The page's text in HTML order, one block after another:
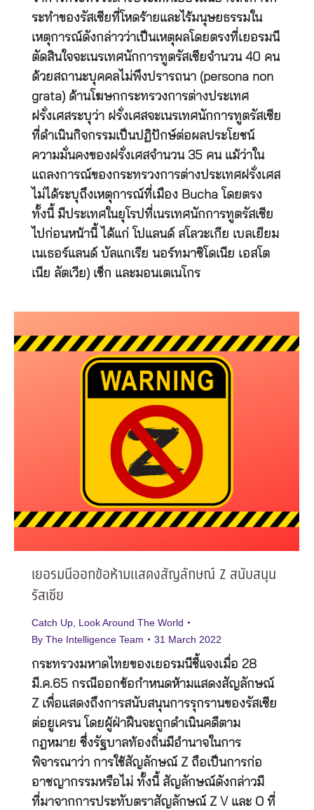
ระทำของรัสเซียที่โหดร้ายและไร้มนุษยธรรมใน
เหตุการณ์ดังกล่าวว่าเป็นเหตุผลโดยตรงที่เยอรมนี
ตัดสินใจจะเนรเทศนักการทูตรัสเซียจำนวน 40 คน
ด้วยสถานะบุคคลไม่พึงปรารถนา (persona non
grata) ด้านโฆษกกระทรวงการต่างประเทศ
ฝรั่งเศสระบุว่า ฝรั่งเศสจะเนรเทศนักการทูตรัสเซีย
ที่ดำเนินกิจกรรมเป็นปฏิปักษ์ต่อผลประโยชน์
ความมั่นคงของฝรั่งเศสจำนวน 35 คน แม้ว่าใน
แถลงการณ์ของกระทรวงการต่างประเทศฝรั่งเศส
ไม่ได้ระบุถึงเหตุการณ์ที่เมือง Bucha โดยตรง
ทั้งนี้ มีประเทศในยุโรปที่เนรเทศนักการทูตรัสเซีย
ไปก่อนหน้านี้ ได้แก่ โปแลนด์ สโลวะเกีย เบลเยียม
เนเธอร์แลนด์ บัลแกเรีย นอร์ทมาซิโดเนีย เอสโต
เนีย ลัตเวีย) เช็ก และมอนเตเนโกร
เยอรมนีออกข้อห้ามแสดงสัญลักษณ์ Z สนับสนุน
รัสเซีย
Catch Up, Look Around The World
By The Intelligence Team 31 March 2022
กระทรวงมหาดไทยของเยอรมนีชี้แจงเมื่อ 28
มี.ค.65 กรณีออกข้อกำหนดห้ามแสดงสัญลักษณ์
Z เพื่อแสดงถึงการสนับสนุนการรุกรานของรัสเซีย
ต่อยูเครน โดยผู้ฝ่าฝืนจะถูกดำเนินคดีตาม
กฎหมาย ซึ่งรัฐบาลท้องถิ่นมีอำนาจในการ
พิจารณาว่า การใช้สัญลักษณ์ Z ถือเป็นการก่อ
อาชญากรรมหรือไม่ ทั้งนี้ สัญลักษณ์ดังกล่าวมี
ที่มาจากการประทับตราสัญลักษณ์ Z V และ O ที่